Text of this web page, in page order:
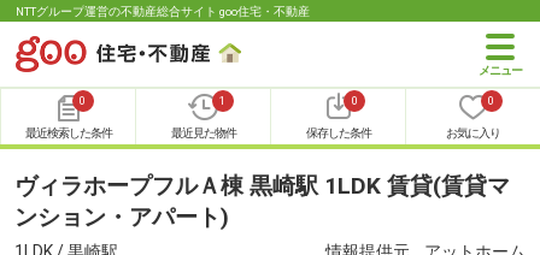
NTTグループ運営の不動産総合サイト goo住宅・不動産
0
最近検索した条件
1
最近見た物件
0
保存した条件
0
お気に入り
ヴィラホープフルＡ棟 黒崎駅 1LDK 賃貸(賃貸マ
ンション・アパート)